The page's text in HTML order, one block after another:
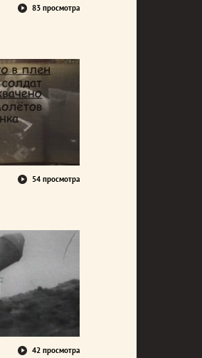
83 просмотра
54 просмотра
42 просмотра